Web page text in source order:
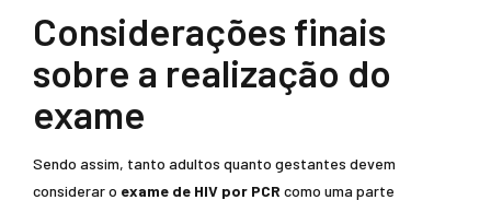
Considerações finais
sobre a realização do
exame
Sendo assim, tanto adultos quanto gestantes devem
considerar o exame de HIV por PCR como uma parte